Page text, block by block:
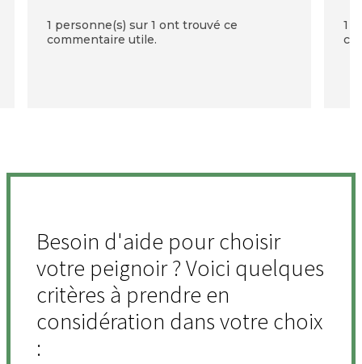
1 personne(s) sur 1 ont trouvé ce
commentaire utile.
1
Besoin d'aide pour choisir
votre peignoir ? Voici quelques
critères à prendre en
considération dans votre choix
: